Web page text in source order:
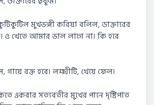
মুখভঙ্গী করিয়া বলিল, ডাক্তারের
ও খেতে আমার ভাল লাগে না। কি হবে
রক্ত হবে। লক্ষ্মীটি, খেয়ে ফেল।
একবার সত্যবতীর মুখের পানে দৃষ্টিপাত